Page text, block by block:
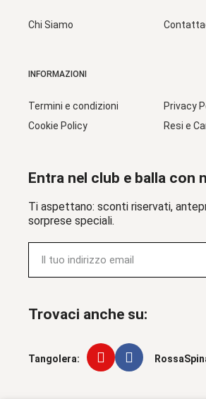
Chi Siamo
INFORMAZIONI
Termini e condizioni
Cookie Policy
Privacy
Resi e
Entra nel club e balla con
Ti aspettano: sconti riservati,
sorprese speciali.
Trovaci anche su:
Tangolera: